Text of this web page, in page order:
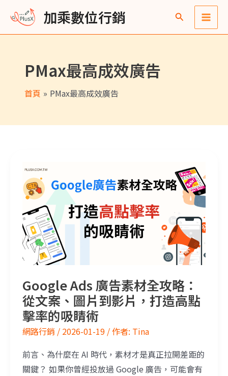
主
加乘數位行銷
Main
PMax最高成效廣告
首頁 PMax最高成效廣告
Google Ads 廣告素材全攻略：
從文案、圖片到影片，打造高點
擊率的吸睛術
網路行銷 / 2026-01-19 / 作者: Tina
前言、為什麼在 AI 時代，素材才是真正拉開差距的
關鍵？ 如果你曾經投放過 Google 廣告，可能會有
彙